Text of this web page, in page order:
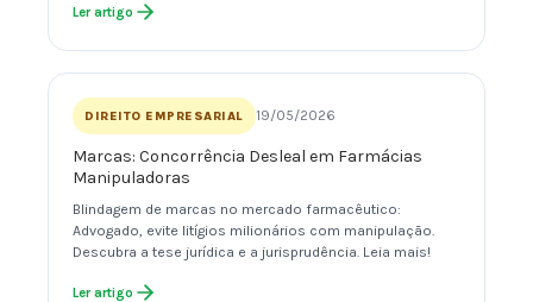
Ler artigo
DIREITO EMPRESARIAL 19/05/2026
Marcas: Concorrência Desleal em Farmácias
Manipuladoras
Blindagem de marcas no mercado farmacêutico:
Advogado, evite litígios milionários com manipulação.
Descubra a tese jurídica e a jurisprudência. Leia mais!
Ler artigo